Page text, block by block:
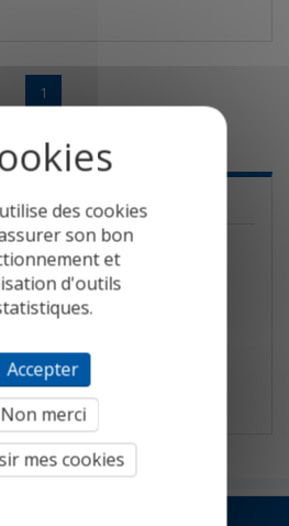
1
de combustion
à neuf
des cookies
son bon
et
d'outils
Accepter
Non merci
mes cookies